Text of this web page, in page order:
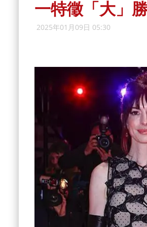
一特徵「大」
2025年01月09日 05:30